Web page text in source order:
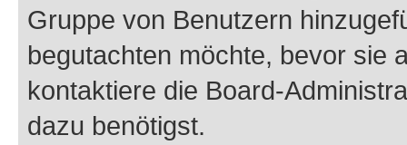
Gruppe von Benutzern
begutachten möchte, bevor sie
kontaktiere die Board-
dazu benötigst.